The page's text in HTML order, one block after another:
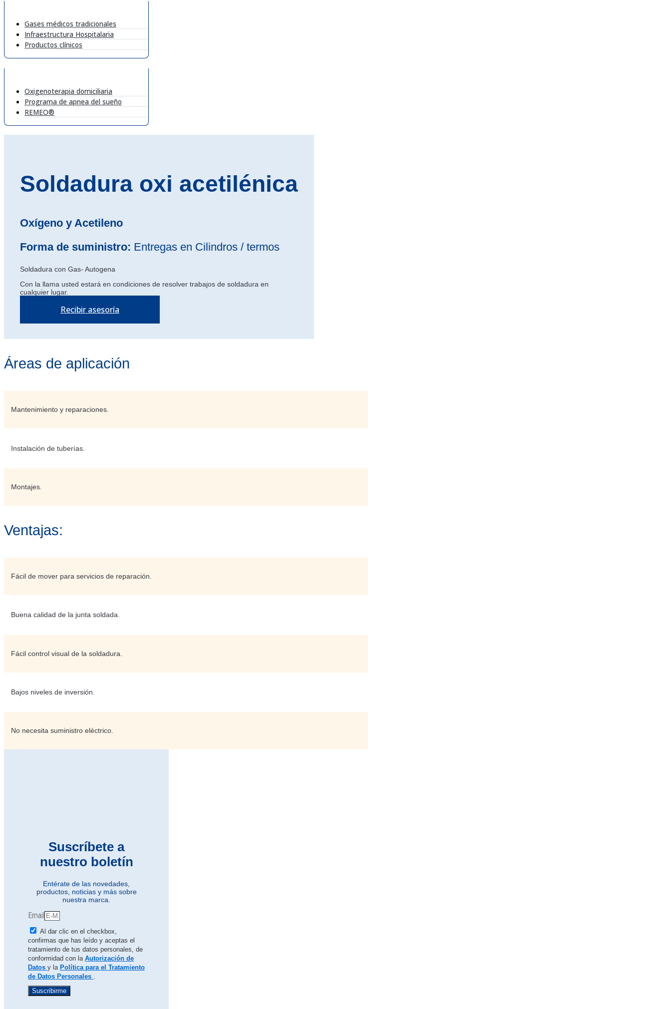
Gases médicos tradicionales
Infraestructura Hospitalaria
Productos clínicos
Oxigenoterapia domiciliaria
Programa de apnea del sueño
REMEO®
Soldadura oxi acetilénica
Oxígeno y Acetileno
Forma de suministro: Entregas en Cilindros / termos
Soldadura con Gas- Autogena
Con la llama usted estará en condiciones de resolver trabajos de soldadura en
cualquier lugar.
Recibir asesoría
Áreas de aplicación
Mantenimiento y reparaciones.
Instalación de tuberías.
Montajes.
Ventajas:
Fácil de mover para servicios de reparación.
Buena calidad de la junta soldada.
Fácil control visual de la soldadura.
Bajos niveles de inversión.
No necesita suministro eléctrico.
Suscríbete a
nuestro boletín
Entérate de las novedades,
productos, noticias y más sobre
nuestra marca.
Email
Al dar clic en el checkbox,
confirmas que has leído y aceptas el
tratamiento de tus datos personales, de
conformidad con la Autorización de
Datos y la Política para el Tratamiento
de Datos Personales .
Suscribirme